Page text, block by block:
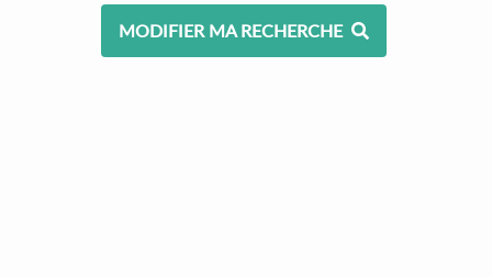
MODIFIER MA RECHERCHE